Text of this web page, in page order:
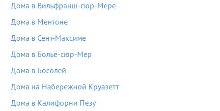
Дома в Вильфранш-сюр-Мере
Дома в Ментоне
Дома в Сент-Максиме
Дома в Больё-сюр-Мер
Дома в Босолей
Дома на Набережной Круазетт
Дома в Калифорни Пезу